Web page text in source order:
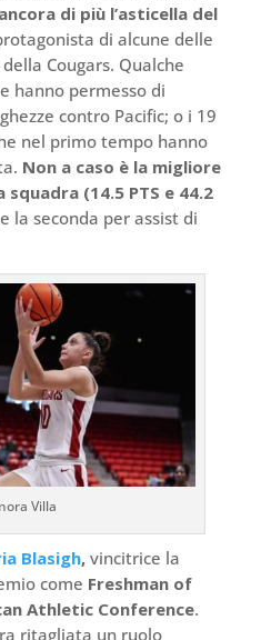
di più l’asticella del
di alcune delle
Cougars. Qualche
hanno permesso di
contro Pacific; o i 19
nel primo tempo hanno
Non a caso è la migliore
(14.5 PTS e 44.2
la seconda per assist di
Villa
Blasigh,vincitrice la
come Freshman of
Athletic Conference.
ritagliata un ruolo